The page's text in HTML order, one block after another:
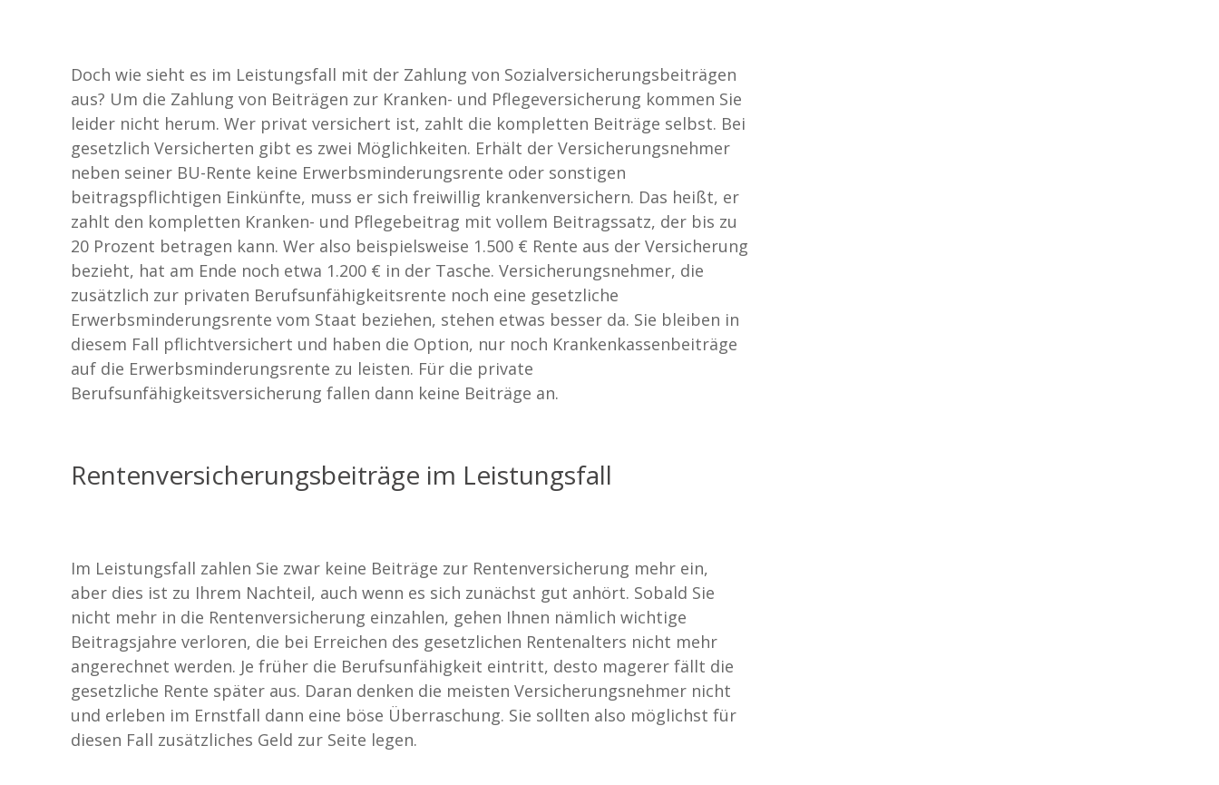
Doch wie sieht es im Leistungsfall mit der Zahlung von Sozialversicherungsbeiträgen
aus? Um die Zahlung von Beiträgen zur Kranken- und Pflegeversicherung kommen Sie
leider nicht herum. Wer privat versichert ist, zahlt die kompletten Beiträge selbst. Bei
gesetzlich Versicherten gibt es zwei Möglichkeiten. Erhält der Versicherungsnehmer
neben seiner BU-Rente keine Erwerbsminderungsrente oder sonstigen
beitragspflichtigen Einkünfte, muss er sich freiwillig krankenversichern. Das heißt, er
zahlt den kompletten Kranken- und Pflegebeitrag mit vollem Beitragssatz, der bis zu
20 Prozent betragen kann. Wer also beispielsweise 1.500 € Rente aus der Versicherung
bezieht, hat am Ende noch etwa 1.200 € in der Tasche. Versicherungsnehmer, die
zusätzlich zur privaten Berufsunfähigkeitsrente noch eine gesetzliche
Erwerbsminderungsrente vom Staat beziehen, stehen etwas besser da. Sie bleiben in
diesem Fall pflichtversichert und haben die Option, nur noch Krankenkassenbeiträge
auf die Erwerbsminderungsrente zu leisten. Für die private
Berufsunfähigkeitsversicherung fallen dann keine Beiträge an.
Rentenversicherungsbeiträge im Leistungsfall
Im Leistungsfall zahlen Sie zwar keine Beiträge zur Rentenversicherung mehr ein,
aber dies ist zu Ihrem Nachteil, auch wenn es sich zunächst gut anhört. Sobald Sie
nicht mehr in die Rentenversicherung einzahlen, gehen Ihnen nämlich wichtige
Beitragsjahre verloren, die bei Erreichen des gesetzlichen Rentenalters nicht mehr
angerechnet werden. Je früher die Berufsunfähigkeit eintritt, desto magerer fällt die
gesetzliche Rente später aus. Daran denken die meisten Versicherungsnehmer nicht
und erleben im Ernstfall dann eine böse Überraschung. Sie sollten also möglichst für
diesen Fall zusätzliches Geld zur Seite legen.